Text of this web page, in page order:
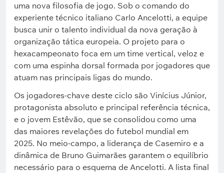
uma nova filosofia de jogo. Sob o comando do
experiente técnico italiano Carlo Ancelotti, a equipe
busca unir o talento individual da nova geração à
organização tática europeia. O projeto para o
hexacampeonato foca em um time vertical, veloz e
com uma espinha dorsal formada por jogadores que
atuam nas principais ligas do mundo.
Os jogadores-chave deste ciclo são Vinícius Júnior,
protagonista absoluto e principal referência técnica,
e o jovem Estêvão, que se consolidou como uma
das maiores revelações do futebol mundial em
2025. No meio-campo, a liderança de Casemiro e a
dinâmica de Bruno Guimarães garantem o equilíbrio
necessário para o esquema de Ancelotti. A lista final